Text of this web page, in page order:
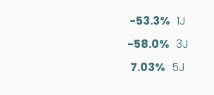
-53.3% 1J
-58.0% 3J
7.03% 5J